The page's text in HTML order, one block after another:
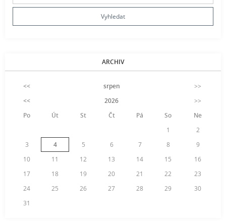
ARCHIV
<< srpen
>>
<<
2026
>>
Po
Út St Čt Pá So
Ne
1
2
3
4 5 6 7 8
9
10
11 12 13 14 15
16
17
18 19 20 21 22
23
24
25 26 27 28 29
30
31